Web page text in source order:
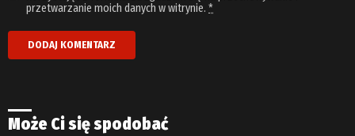
przetwarzanie moich danych w witrynie. *
Może Ci się spodobać